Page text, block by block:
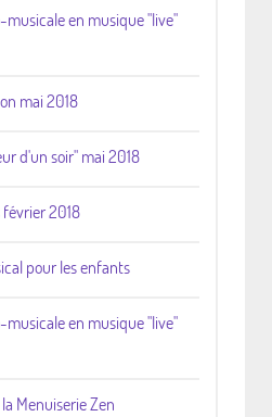
musicale en musique "live"
mai 2018
d'un soir" mai 2018
2018
pour les enfants
musicale en musique "live"
Menuiserie Zen